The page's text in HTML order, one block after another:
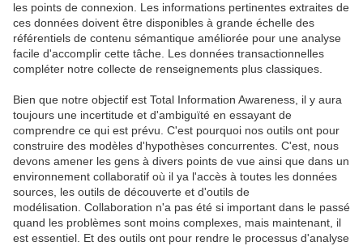
les points de connexion. Les informations pertinentes extraites de
ces données doivent être disponibles à grande échelle des
référentiels de contenu sémantique améliorée pour une analyse
facile d'accomplir cette tâche. Les données transactionnelles
compléter notre collecte de renseignements plus classiques.
Bien que notre objectif est Total Information Awareness, il y aura
toujours une incertitude et d'ambiguïté en essayant de
comprendre ce qui est prévu. C'est pourquoi nos outils ont pour
construire des modèles d'hypothèses concurrentes. C'est, nous
devons amener les gens à divers points de vue ainsi que dans un
environnement collaboratif où il ya l'accès à toutes les données
sources, les outils de découverte et d'outils de
modélisation. Collaboration n'a pas été si important dans le passé
quand les problèmes sont moins complexes, mais maintenant, il
est essentiel. Et des outils ont pour rendre le processus d'analyse